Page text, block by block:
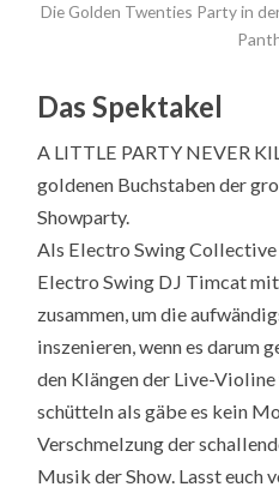
Die Golden Twenties Party in
Das Spektakel
A LITTLE PARTY NEVER
goldenen Buchstaben der
Showparty.
Als Electro Swing
Electro Swing DJ Timcat
zusammen, um die
inszenieren, wenn es darum
den Klängen der Live-
schütteln als gäbe es kein
Verschmelzung der
Musik der Show. Lasst euch